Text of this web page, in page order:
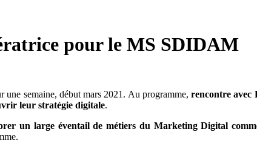
pour le MS SDIDAM
une semaine, début mars 2021. Au programme, rencontre avec
leur stratégie digitale.
un large éventail de métiers du Marketing Digital